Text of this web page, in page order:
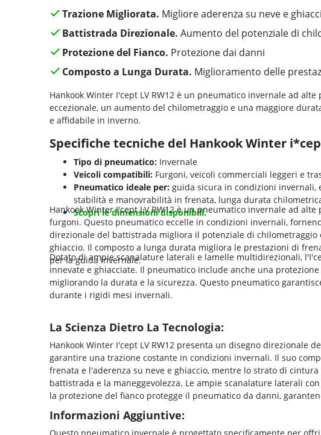
Trazione Migliorata. Migliore aderenza su neve e
Battistrada Direzionale. Aumento del potenziale di
Protezione del Fianco. Protezione dai danni
Composto a Lunga Durata. Miglioramento delle
Hankook Winter I'cept LV RW12 è un pneumatico invernale ad
eccezionale, un aumento del chilometraggio e una maggiore
e affidabile in inverno.
Specifiche tecniche del Hankook Winter
Tipo di pneumatico: Invernale
Veicoli compatibili: Furgoni, veicoli commerciali leggeri e
Pneumatico ideale per: guida sicura in condizioni invernali,
stabilità e manovrabilità in frenata, lunga durata
Scopri le dimensioni disponibili.
Hankook Winter I'cept LV RW12 è un pneumatico invernale ad
furgoni. Questo pneumatico eccelle in condizioni invernali,
direzionale del battistrada migliora il potenziale di chilometraggio
ghiaccio. Il composto a lunga durata migliora le prestazioni di
per la guida invernale.
Dotato di ampie scanalature laterali e lamelle multidirezionali,
innevate e ghiacciate. Il pneumatico include anche una
migliorando la durata e la sicurezza. Questo pneumatico
durante i rigidi mesi invernali.
La Scienza Dietro La Tecnologia:
Hankook Winter I'cept LV RW12 presenta un disegno direzionale
garantire una trazione costante in condizioni invernali. Il suo
frenata e l'aderenza su neve e ghiaccio, mentre lo strato di
battistrada e la maneggevolezza. Le ampie scanalature laterali
la protezione del fianco protegge il pneumatico da danni,
Informazioni Aggiuntive: